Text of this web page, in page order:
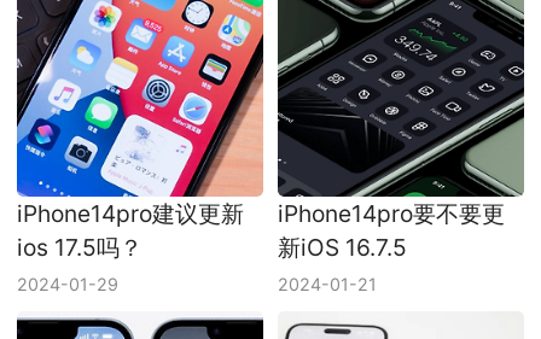
iPhone14pro建议更新
ios 17.5吗？
2024-01-29
iPhone14pro要不要更
新iOS 16.7.5
2024-01-21